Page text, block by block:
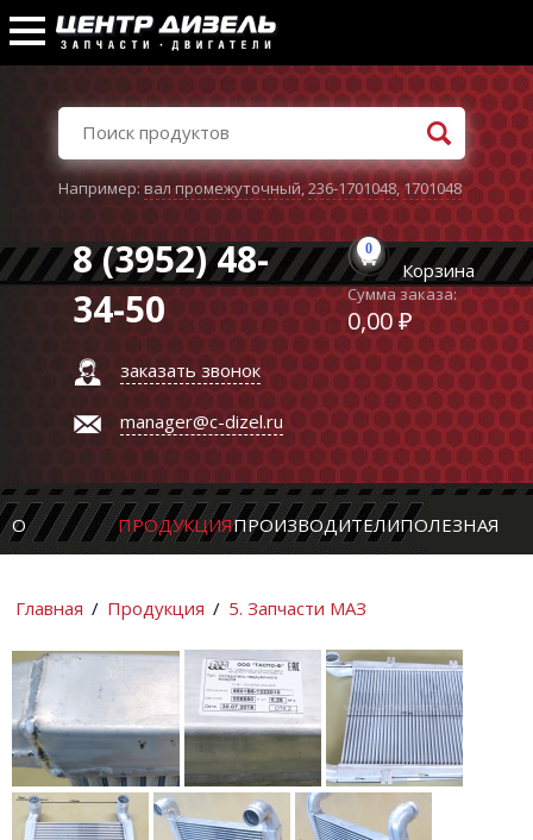
Например:вал промежуточный,236-1701048,1701048
8 (3952) 48-
34-50
заказать звонок
manager@c-dizel.ru
0
Корзина
Сумма заказа:
0,00 ₽
О ПРОДУКЦИЯПРОИЗВОДИТЕЛИПОЛЕЗНАЯ
Главная / Продукция / 5. Запчасти МАЗ